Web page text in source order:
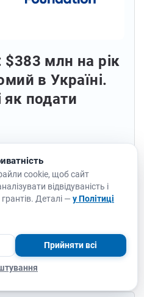
$383 млн на рік
в Україні.
як подати
роздав близько 1
на загальну суму $383
це більше, ніж весь
великих міжнародних
cookie, щоб сайт
відвідуваність і
Деталі — у Політиці
Прийняти всі